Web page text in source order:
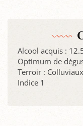
Alcool acquis :
Optimum de
Terroir :
Indice 1